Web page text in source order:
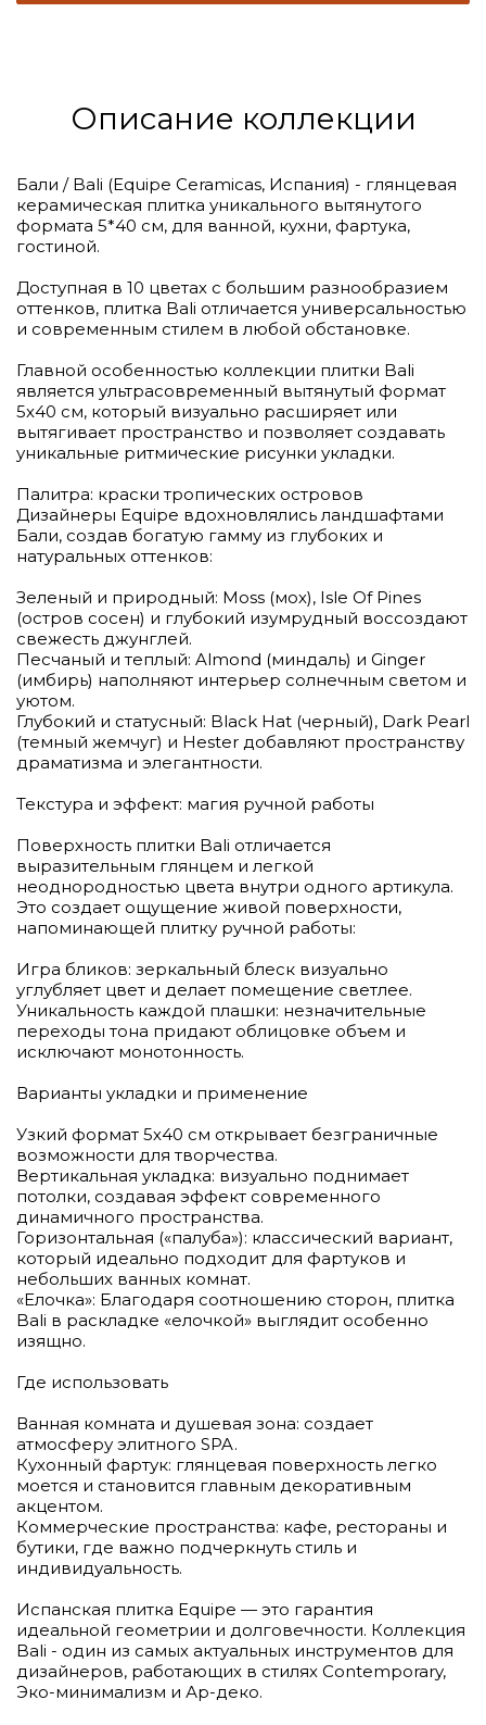
Описание коллекции
Бали / Bali (Equipe Ceramicas, Испания) - глянцевая
керамическая плитка уникального вытянутого
формата 5*40 см, для ванной, кухни, фартука,
гостиной.
Доступная в 10 цветах с большим разнообразием
оттенков, плитка Bali отличается универсальностью
и современным стилем в любой обстановке.
Главной особенностью коллекции плитки Bali
является ультрасовременный вытянутый формат
5х40 см, который визуально расширяет или
вытягивает пространство и позволяет создавать
уникальные ритмические рисунки укладки.
Палитра: краски тропических островов
Дизайнеры Equipe вдохновлялись ландшафтами
Бали, создав богатую гамму из глубоких и
натуральных оттенков:
Зеленый и природный: Moss (мох), Isle Of Pines
(остров сосен) и глубокий изумрудный воссоздают
свежесть джунглей.
Песчаный и теплый: Almond (миндаль) и Ginger
(имбирь) наполняют интерьер солнечным светом и
уютом.
Глубокий и статусный: Black Hat (черный), Dark Pearl
(темный жемчуг) и Hester добавляют пространству
драматизма и элегантности.
Текстура и эффект: магия ручной работы
Поверхность плитки Bali отличается
выразительным глянцем и легкой
неоднородностью цвета внутри одного артикула.
Это создает ощущение живой поверхности,
напоминающей плитку ручной работы:
Игра бликов: зеркальный блеск визуально
углубляет цвет и делает помещение светлее.
Уникальность каждой плашки: незначительные
переходы тона придают облицовке объем и
исключают монотонность.
Варианты укладки и применение
Узкий формат 5х40 см открывает безграничные
возможности для творчества.
Вертикальная укладка: визуально поднимает
потолки, создавая эффект современного
динамичного пространства.
Горизонтальная («палуба»): классический вариант,
который идеально подходит для фартуков и
небольших ванных комнат.
«Елочка»: Благодаря соотношению сторон, плитка
Bali в раскладке «елочкой» выглядит особенно
изящно.
Где использовать
Ванная комната и душевая зона: создает
атмосферу элитного SPA.
Кухонный фартук: глянцевая поверхность легко
моется и становится главным декоративным
акцентом.
Коммерческие пространства: кафе, рестораны и
бутики, где важно подчеркнуть стиль и
индивидуальность.
Испанская плитка Equipe — это гарантия
идеальной геометрии и долговечности. Коллекция
Bali - один из самых актуальных инструментов для
дизайнеров, работающих в стилях Contemporary,
Эко-минимализм и Ар-деко.